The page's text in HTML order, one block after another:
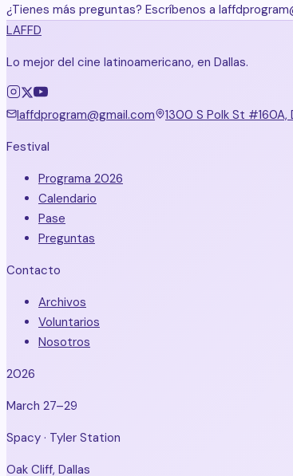
¿Tienes más preguntas? Escríbenos a
LAFFD
Lo mejor del cine latinoamericano, en Dallas.
laffdprogram@gmail.com
1300 S Polk St #160A,
Festival
Programa 2026
Calendario
Pase
Preguntas
Contacto
Archivos
Voluntarios
Nosotros
2026
March 27–29
Spacy · Tyler Station
Oak Cliff, Dallas